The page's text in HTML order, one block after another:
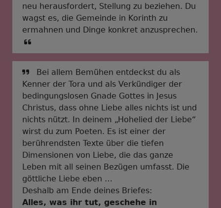
neu herausfordert, Stellung zu beziehen. Du
wagst es, die Gemeinde in Korinth zu
ermahnen und Dinge konkret anzusprechen.
Bei allem Bemühen entdeckst du als
Kenner der Tora und als Verkündiger der
bedingungslosen Gnade Gottes in Jesus
Christus, dass ohne Liebe alles nichts ist und
nichts nützt. In deinem „Hohelied der Liebe“
wirst du zum Poeten. Es ist einer der
berührendsten Texte über die tiefen
Dimensionen von Liebe, die das ganze
Leben mit all seinen Bezügen umfasst. Die
göttliche Liebe eben …
Deshalb am Ende deines Briefes:
Alles, was ihr tut, geschehe in